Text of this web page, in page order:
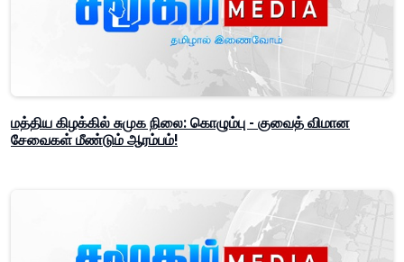
மத்திய கிழக்கில் சுமுக நிலை: கொழும்பு - குவைத் விமான
சேவைகள் மீண்டும் ஆரம்பம்!